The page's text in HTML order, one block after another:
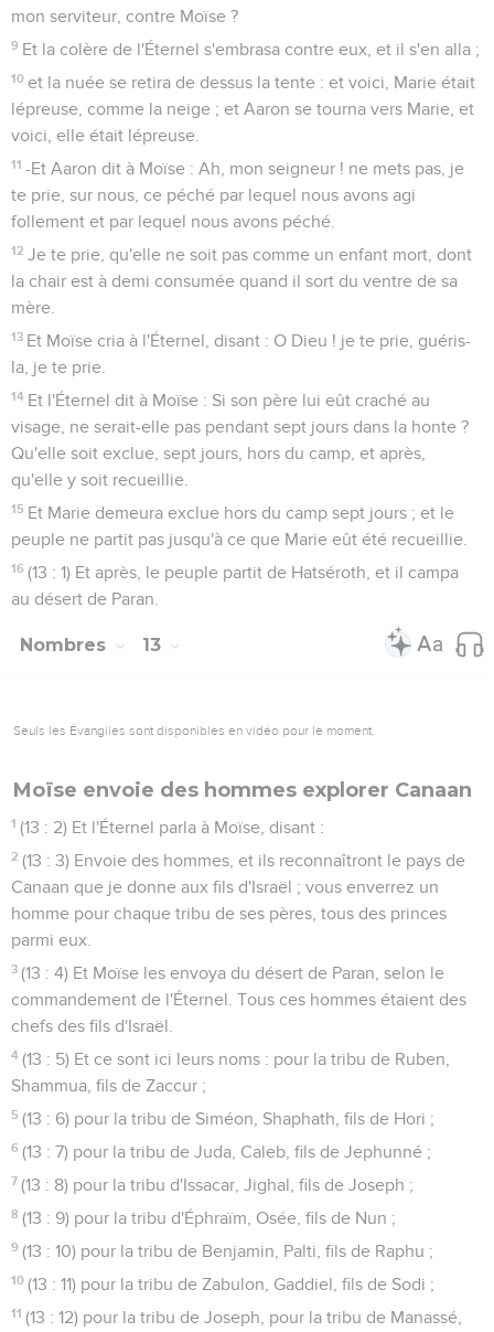
mon serviteur, contre Moïse ?
9 Et la colère de l'Éternel s'embrasa contre eux, et il s'en alla ;
10 et la nuée se retira de dessus la tente : et voici, Marie était
lépreuse, comme la neige ; et Aaron se tourna vers Marie, et
voici, elle était lépreuse.
11 -Et Aaron dit à Moïse : Ah, mon seigneur ! ne mets pas, je
te prie, sur nous, ce péché par lequel nous avons agi
follement et par lequel nous avons péché.
12 Je te prie, qu'elle ne soit pas comme un enfant mort, dont
la chair est à demi consumée quand il sort du ventre de sa
mère.
13 Et Moïse cria à l'Éternel, disant : O Dieu ! je te prie, guéris-
la, je te prie.
14 Et l'Éternel dit à Moïse : Si son père lui eût craché au
visage, ne serait-elle pas pendant sept jours dans la honte ?
Qu'elle soit exclue, sept jours, hors du camp, et après,
qu'elle y soit recueillie.
15 Et Marie demeura exclue hors du camp sept jours ; et le
peuple ne partit pas jusqu'à ce que Marie eût été recueillie.
16 (13 : 1) Et après, le peuple partit de Hatséroth, et il campa
au désert de Paran.
Nombres 13
Seuls les Évangiles sont disponibles en vidéo pour le moment.
Moïse envoie des hommes explorer Canaan
1 (13 : 2) Et l'Éternel parla à Moïse, disant :
2 (13 : 3) Envoie des hommes, et ils reconnaîtront le pays de
Canaan que je donne aux fils d'Israël ; vous enverrez un
homme pour chaque tribu de ses pères, tous des princes
parmi eux.
3 (13 : 4) Et Moïse les envoya du désert de Paran, selon le
commandement de l'Éternel. Tous ces hommes étaient des
chefs des fils d'Israël.
4 (13 : 5) Et ce sont ici leurs noms : pour la tribu de Ruben,
Shammua, fils de Zaccur ;
5 (13 : 6) pour la tribu de Siméon, Shaphath, fils de Hori ;
6 (13 : 7) pour la tribu de Juda, Caleb, fils de Jephunné ;
7 (13 : 8) pour la tribu d'Issacar, Jighal, fils de Joseph ;
8 (13 : 9) pour la tribu d'Éphraïm, Osée, fils de Nun ;
9 (13 : 10) pour la tribu de Benjamin, Palti, fils de Raphu ;
10 (13 : 11) pour la tribu de Zabulon, Gaddiel, fils de Sodi ;
11 (13 : 12) pour la tribu de Joseph, pour la tribu de Manassé,